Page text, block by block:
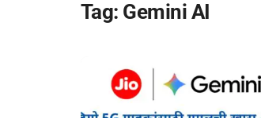
Tag: Gemini AI